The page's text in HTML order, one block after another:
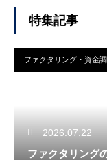
特集記事
ファクタリング・資金
2026.07.22
ファクタリング